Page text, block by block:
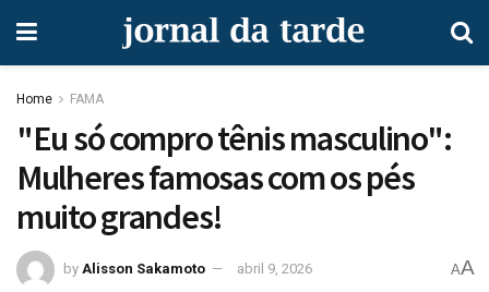
Home FAMA
"Eu só compro tênis masculino":
Mulheres famosas com os pés
muito grandes!
by Alisson Sakamoto abril 9, 2026 AA